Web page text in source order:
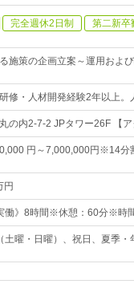
完全週休2日制 第二新卒
施策の企画立案～運用およ
修・人材開発経験2年以上
の内2-7-2 JPタワー26F
円～7,000,000円※14分
円
働》8時間※休憩：60分※時
土曜・日曜）、祝日、夏季